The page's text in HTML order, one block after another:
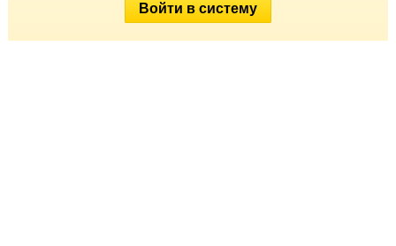
Войти в систему